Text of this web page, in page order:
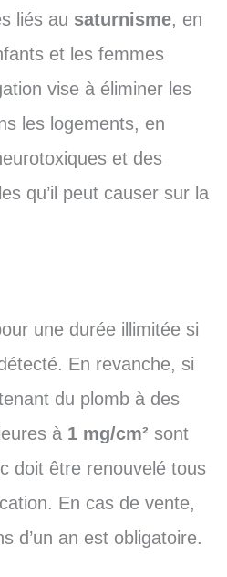
liés au saturnisme, en
et les femmes
vise à éliminer les
les logements, en
et des
qu’il peut causer sur la
une durée illimitée si
En revanche, si
du plomb à des
à 1 mg/cm² sont
doit être renouvelé tous
En cas de vente,
d’un an est obligatoire.